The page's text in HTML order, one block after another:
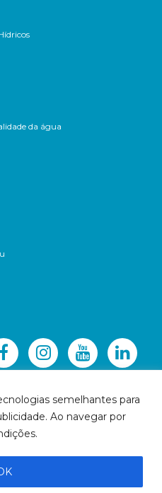
semelhantes para
Ao navegar por
da água
- Todos os direitos reservados